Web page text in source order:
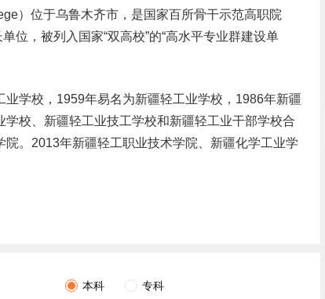
）位于乌鲁木齐市，是国家百所骨干示范高职院
位，被列入国家“双高校”的“高水平专业群建设单
学校，1959年易名为新疆轻工业学校，1986年新疆
校、新疆轻工业技工学校和新疆轻工业干部学校合
。2013年新疆轻工职业技术学院、新疆化学工业学
本科 专科